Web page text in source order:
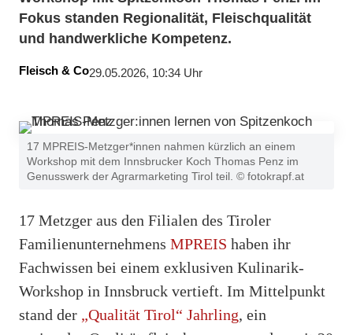
Fokus standen Regionalität, Fleischqualität
und handwerkliche Kompetenz.
Fleisch & Co29.05.2026, 10:34 Uhr
17 MPREIS-Metzger*innen nahmen kürzlich an einem
Workshop mit dem Innsbrucker Koch Thomas Penz im
Genusswerk der Agrarmarketing Tirol teil. © fotokrapf.at
17 Metzger aus den Filialen des Tiroler
Familienunternehmens MPREIS haben ihr
Fachwissen bei einem exklusiven Kulinarik-
Workshop in Innsbruck vertieft. Im Mittelpunkt
stand der „Qualität Tirol“ Jahrling, ein